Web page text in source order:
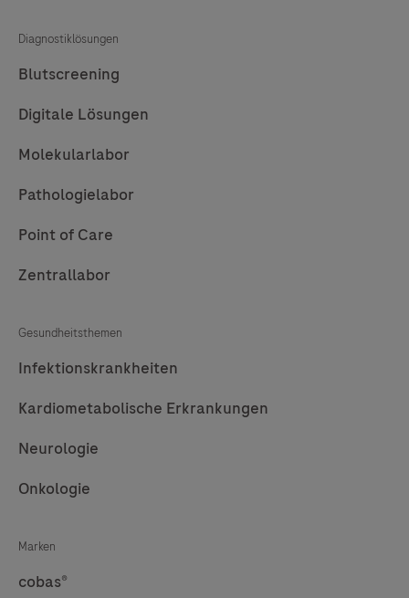
Diagnostiklösungen
Blutscreening
Digitale Lösungen
Molekularlabor
Pathologielabor
Point of Care
Zentrallabor
Gesundheitsthemen
Infektionskrankheiten
Kardiometabolische Erkrankungen
Neurologie
Onkologie
Marken
cobas®